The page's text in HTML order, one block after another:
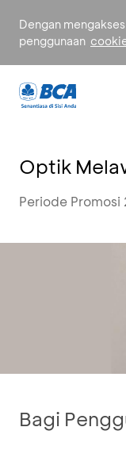
Dengan
penggunaan
Optik
Periode
Bagi